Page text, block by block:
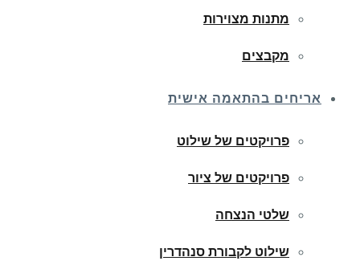
מתנות מצוירות
מקבצים
אריחים בהתאמה אישית
פרויקטים של שילוט
פרויקטים של ציור
שלטי הנצחה
שילוט לקבורת סנהדרין